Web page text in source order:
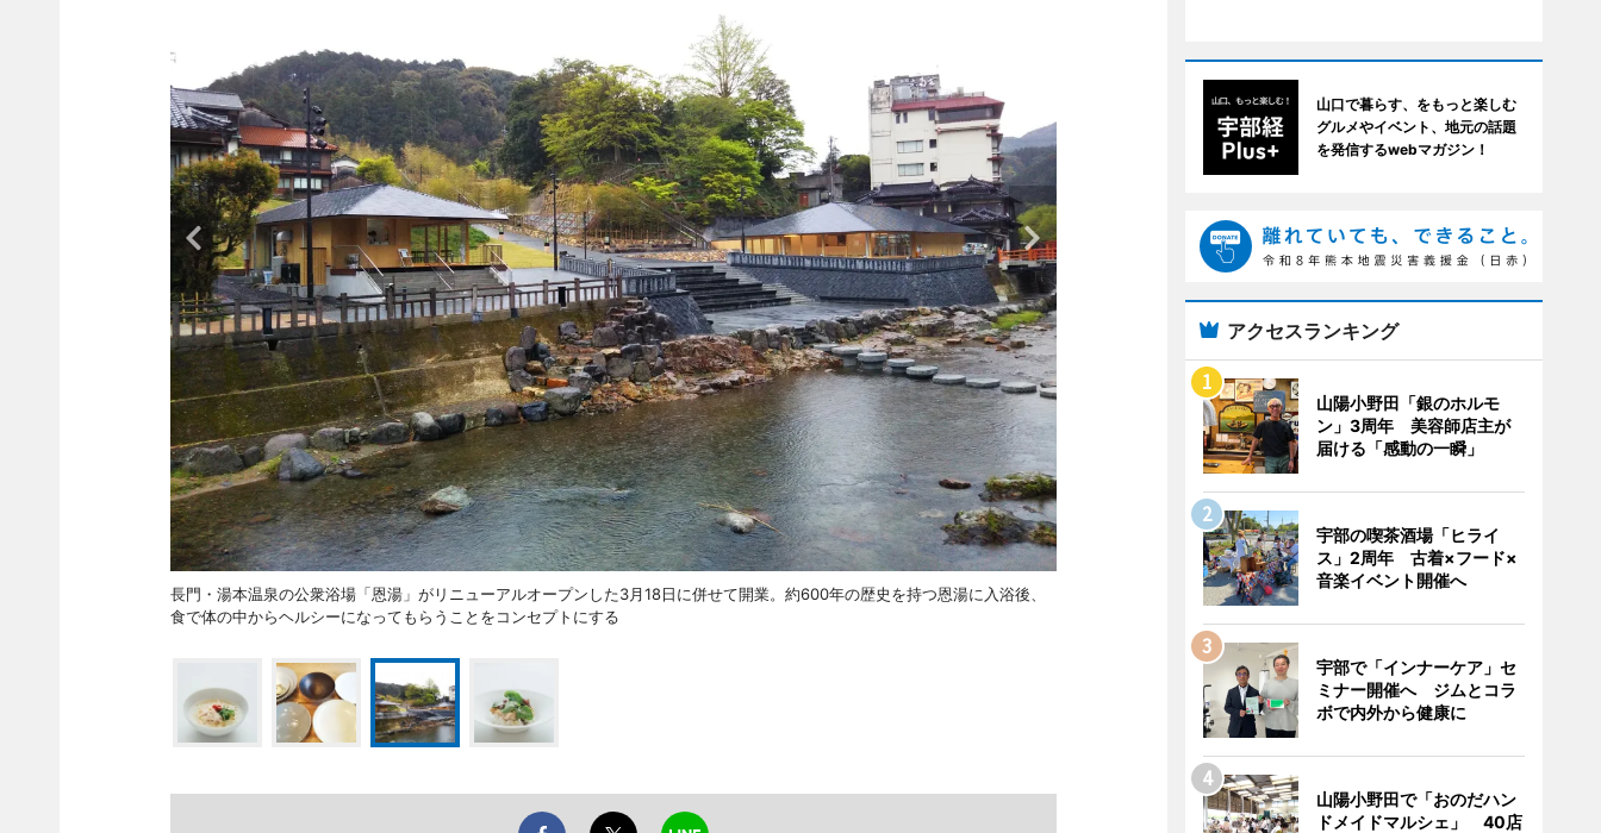
長門・湯本温泉の公衆浴場「恩湯」がリニューアルオープンした3月18日に併せて開業。約600年の歴史を持つ恩湯に入浴後、
食で体の中からヘルシーになってもらうことをコンセプトにする
山口で暮らす、をもっと楽しむ
グルメやイベント、地元の話題
を発信するwebマガジン！
アクセスランキング
山陽小野田「銀のホルモ
ン」3周年 美容師店主が
届ける「感動の一瞬」
宇部の喫茶酒場「ヒライ
ス」2周年 古着×フード×
音楽イベント開催へ
宇部で「インナーケア」セ
ミナー開催へ ジムとコラ
ボで内外から健康に
山陽小野田で「おのだハン
ドメイドマルシェ」 40店